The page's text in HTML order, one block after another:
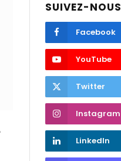
SUIVEZ-NOUS
Facebook
YouTube
Twitter
Instagram
LinkedIn